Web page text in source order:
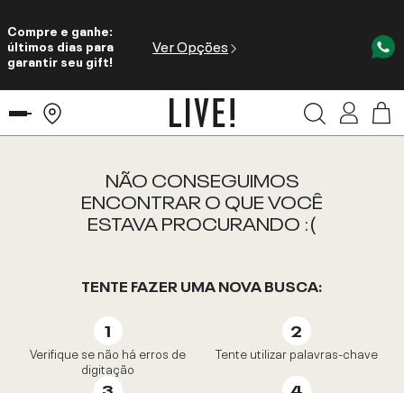
Compre e ganhe:
últimos dias para
garantir seu gift!
Ver Opções
NÃO CONSEGUIMOS
ENCONTRAR O QUE VOCÊ
ESTAVA PROCURANDO :(
TENTE FAZER UMA NOVA BUSCA:
Verifique se não há erros de
digitação
Tente utilizar palavras-chave